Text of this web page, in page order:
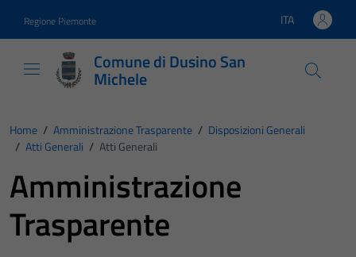
Regione Piemonte Lingua attiva:
ITA
Comune di Dusino San
Michele
Home / Amministrazione Trasparente / Disposizioni Generali
/ Atti Generali / Atti Generali
Amministrazione
Trasparente